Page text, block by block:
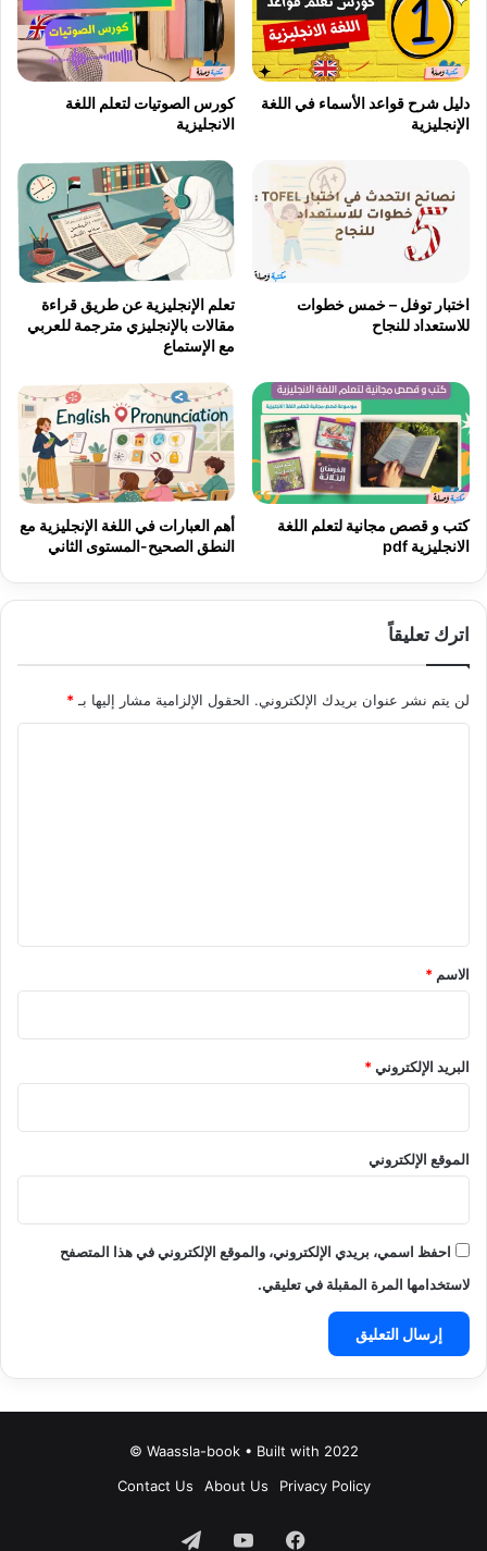
دليل شرح قواعد الأسماء في اللغة
الإنجليزية
كورس الصوتيات لتعلم اللغة
الانجليزية
اختبار توفل – خمس خطوات
للاستعداد للنجاح
تعلم الإنجليزية عن طريق قراءة
مقالات بالإنجليزي مترجمة للعربي
مع الإستماع
كتب و قصص مجانية لتعلم اللغة
الانجليزية pdf
أهم العبارات في اللغة الإنجليزية مع
النطق الصحيح-المستوى الثاني
اترك تعليقاً
لن يتم نشر عنوان بريدك الإلكتروني. الحقول الإلزامية مشار إليها بـ*
*
الاسم *
البريد الإلكتروني*
الموقع الإلكتروني
احفظ اسمي، بريدي الإلكتروني، والموقع الإلكتروني في هذا المتصفح
لاستخدامها المرة المقبلة في تعليقي.
Waassla-book • Built with 2022 ©
Privacy Policy
About Us
Contact Us
فيسبوك‫YouTubeتيلقرام